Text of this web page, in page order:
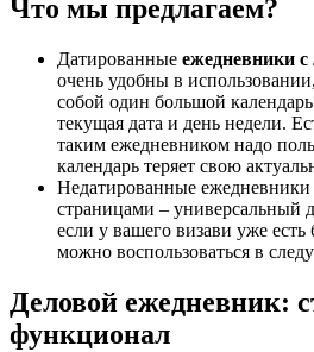
Что мы предлагаем?
Датированные ежедневники с
очень удобны в
собой один большой
текущая дата и день недели.
таким ежедневником надо
календарь теряет свою
Недатированные
страницами – универсальный
если у вашего визави уже есть
можно воспользоваться в
Деловой ежедневник:
функционал